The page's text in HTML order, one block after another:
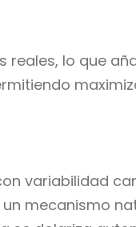
lo que
variabilidad
mecanismo